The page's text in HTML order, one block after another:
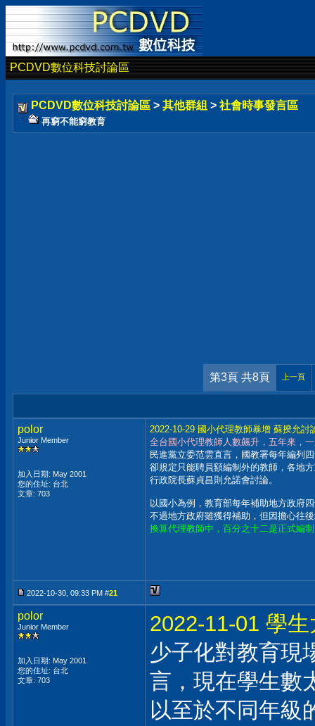
PCDVD數位科技討論區
PCDVD數位科技討論區 > 其他群組 > 社會時事發言區
再窮不能窮教育
第3頁 共8頁 上一頁
polor
Junior Member
加入日期: May 2001
您的住址: 台北
文章: 703
2022-10-29 國小代理教師暴增 蘇揆允討
全台國小代理教師人數飆升，五年來，
民進黨立委范雲直言，國教署每年編列
卻規定只能聘員額編制外的教師，各地
行政院長蘇貞昌則允諾會討論。
以國小為例，教育部每年補助地方政府
不過地方政府雖獲得補助，但因擔心往
換算代理教師中，百分之十二是正式編
2022-10-30, 09:33 PM #21
polor
Junior Member
加入日期: May 2001
您的住址: 台北
文章: 703
2022-11-01 學
少子化對教育現
言，現在學生數
以至於不同年級